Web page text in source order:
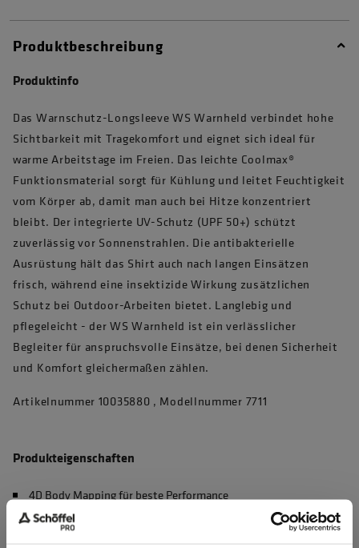
Produktbeschreibung
Produktinfo
Das Warnschutz-Longsleeve WS Warnheld verbindet hohe
Sichtbarkeit mit Tragekomfort und eignet sich ideal für
warme Arbeitstage im Freien. Das leichte Coolmax®
Funktionsmaterial sorgt für Kühlung und leitet Feuchtigkeit
vom Körper ab, damit man auch bei Hitze konzentriert
bleibt. Der integrierte UV-Schutz (UPF 50+) schützt
zuverlässig vor Sonnenstrahlen. Die antibakterielle
Ausrüstung hält das Shirt auch nach langen Einsätzen
frisch, während eine insektizide Wirkung zusätzlichen
Schutz bei Outdoor-Arbeiten bietet. Langlebig und
pflegeleicht - der WS Warnheld ist ein verlässlicher
Begleiter für anspruchsvolle Einsätze, bei denen Sicherheit
und Komfort gleichermaßen zählen.
Artikelnummer 10035880 , Modellnummer 7711
Produkteigenschaften
4D Body Mapping für beste Performance
Waschbar bei 60°C, max. 50 Haushaltswäschen (EN 20471)